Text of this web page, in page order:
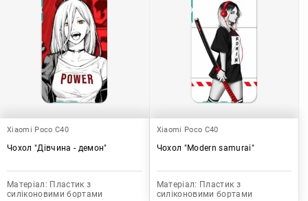
Xiaomi Poco C40
Чохол "Дівчина - демон"
Матеріал: Пластик з
силіконовими бортами
Xiaomi Poco C40
Чохол "Modern samurai"
Матеріал: Пластик з
силіконовими бортами